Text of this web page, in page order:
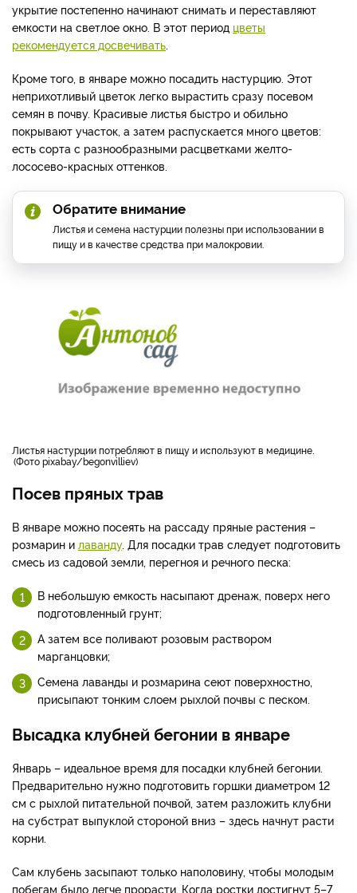
укрытие постепенно начинают снимать и переставляют
емкости на светлое окно. В этот период цветы
рекомендуется досвечивать
Кроме того, в январе можно посадить настурцию. Этот
неприхотливый цветок легко вырастить сразу посевом
семян в почву. Красивые листья быстро и обильно
покрывают участок, а затем распускается много цветов:
есть сорта с разнообразными расцветками желто-
лососево-красных оттенков.
Обратите внимание
Листья и семена настурции полезны при использовании в
пищу и в качестве средства при малокровии.
листья настурции потребляют в пищу и используют в медицине.
Фото pixabay/begonvilliev
Посев пряных трав
В январе можно посеять на рассаду пряные растения –
розмарин и лаванду. Для посадки трав следует подготовить
смесь из садовой земли, перегноя и речного песка:
В небольшую емкость насыпают дренаж, поверх него
подготовленный грунт;
А затем все поливают розовым раствором
марганцовки;
Семена лаванды и розмарина сеют поверхностно,
присыпают тонким слоем рыхлой почвы с песком.
Высадка клубней бегонии в январе
Январь – идеальное время для посадки клубней бегонии.
Предварительно нужно подготовить горшки диаметром 12
см с рыхлой питательной почвой, затем разложить клубни
на субстрат выпуклой стороной вниз – здесь начнут расти
корни.
Сам клубень засыпают только наполовину, чтобы молодым
побегам было легче прорасти. Когда ростки достигнут 5–7